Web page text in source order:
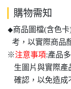
購物需知
◆商品圖檔(含色
考，以實際商品
※注意事項:產品
生圖片與實際產
確認，以免造成